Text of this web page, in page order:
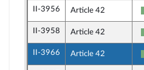
II-3956 Article 42
II-3958 Article 42
II-3966 Article 42